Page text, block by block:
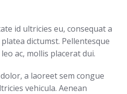
id ultricies eu, consequat a
dictumst. Pellentesque
ac, mollis placerat dui.
a laoreet sem congue
vehicula. Aenean